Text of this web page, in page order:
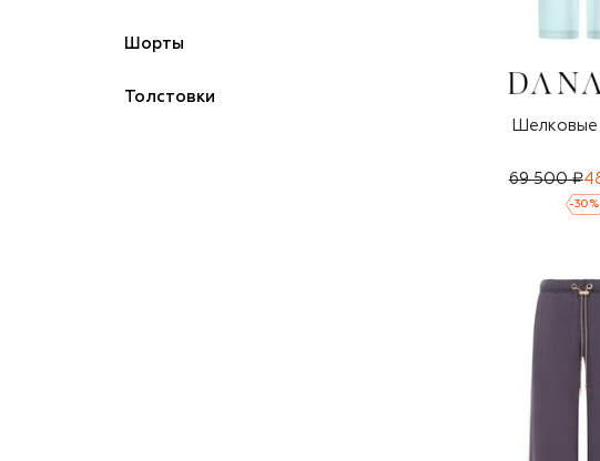
Шорты
Толстовки
69 500 ₽
-30 %